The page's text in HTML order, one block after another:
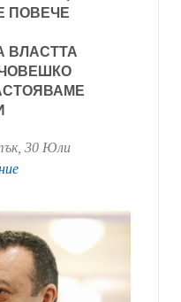
ПОВЕЧЕ
ВЛАСТТА
30 Юли